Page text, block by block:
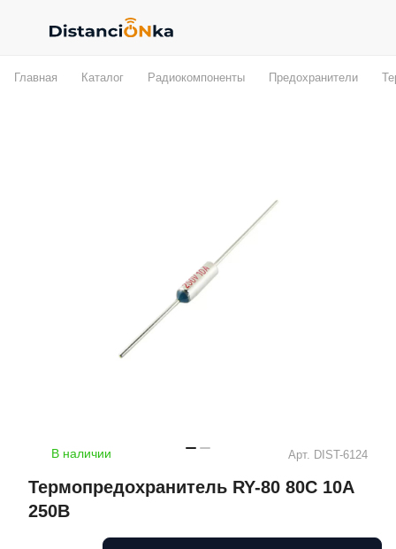
Главная Каталог Радиокомпоненты Предохранители
В наличии Арт. DIST-6124
Термопредохранитель RY-80 80C 10А
250В